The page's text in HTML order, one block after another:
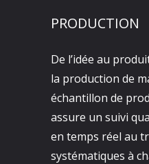
PRODUCTION
De l’idée au
la production de
échantillon de
assure un suivi
en temps réel au
systématiques à